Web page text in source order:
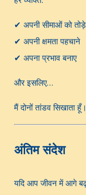
✔ अपनी सीमाओं को तोड़े
✔ अपनी क्षमता पहचाने
✔ अपना प्रभाव बनाए
और इसलिए…
मैं दोनों तांडव सिखाता हूँ।
अंतिम संदेश
यदि आप जीवन में आगे